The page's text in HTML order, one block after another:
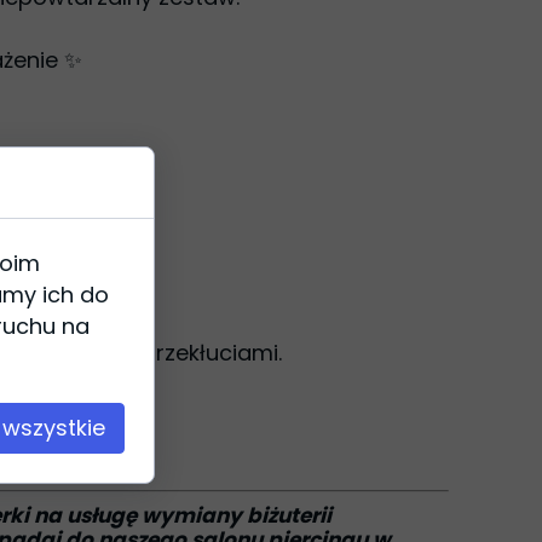
✨
z przekłuciami.
na usługę wymiany biżuterii
ich do
na